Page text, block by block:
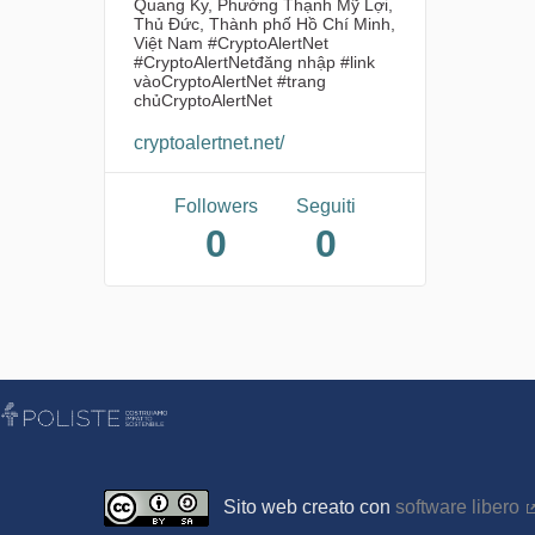
Quang Ky, Phường Thạnh Mỹ Lợi,
Thủ Đức, Thành phố Hồ Chí Minh,
Việt Nam #CryptoAlertNet
#CryptoAlertNetđăng nhập #link
vàoCryptoAlertNet #trang
chủCryptoAlertNet
cryptoalertnet.net/
Followers
0
Seguiti
0
Sito web creato con software libero